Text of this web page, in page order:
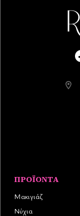
ΠΡΟΪΌΝΤΑ
Μακιγιάζ
Νύχια